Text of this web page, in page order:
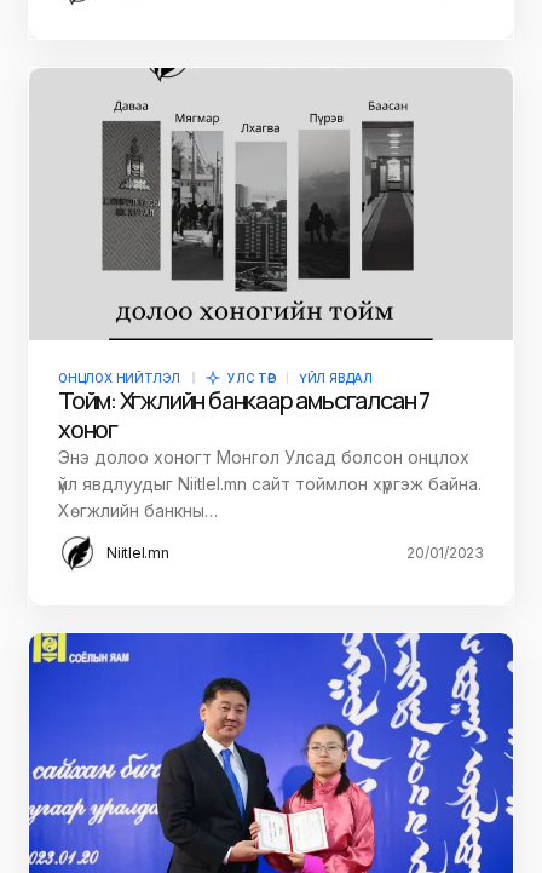
ОНЦЛОХ НИЙТЛЭЛ УЛС ТӨР ҮЙЛ ЯВДАЛ
Тойм: Хөгжлийн банкаар амьсгалсан 7
хоног
Энэ долоо хоногт Монгол Улсад болсон онцлох
үйл явдлуудыг Niitlel.mn сайт тоймлон хүргэж байна.
Хөгжлийн банкны…
Niitlel.mn 20/01/2023